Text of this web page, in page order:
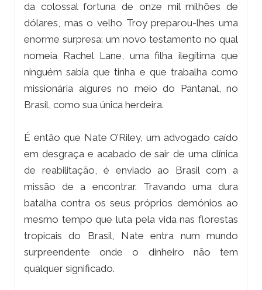
da colossal fortuna de onze mil milhões de
dólares, mas o velho Troy preparou-lhes uma
enorme surpresa: um novo testamento no qual
nomeia Rachel Lane, uma filha ilegítima que
ninguém sabia que tinha e que trabalha como
missionária algures no meio do Pantanal, no
Brasil, como sua única herdeira.
É então que Nate O’Riley, um advogado caído
em desgraça e acabado de sair de uma clínica
de reabilitação, é enviado ao Brasil com a
missão de a encontrar. Travando uma dura
batalha contra os seus próprios demónios ao
mesmo tempo que luta pela vida nas florestas
tropicais do Brasil, Nate entra num mundo
surpreendente onde o dinheiro não tem
qualquer significado.